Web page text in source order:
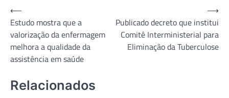
Navegação
de
Post
⟵
Estudo mostra que a
valorização da enfermagem
melhora a qualidade da
assistência em saúde
Publicado decreto que institui
Comitê Interministerial para
Eliminação da Tuberculose
⟶
Relacionados